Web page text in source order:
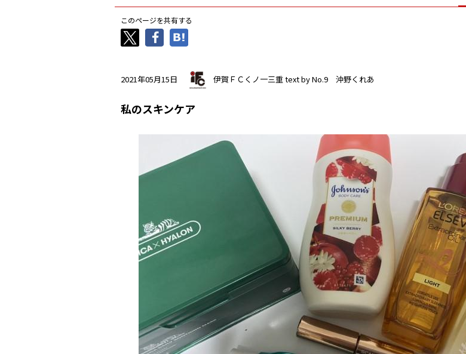
このページを共有する
2021年05月15日 伊賀ＦＣくノ一三重text by No.9 沖野くれあ
私のスキンケア